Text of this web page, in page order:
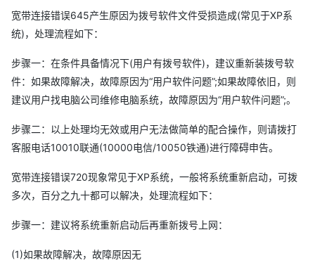
宽带连接错误645产生原因为拨号软件文件受损造成(常见于XP系
统)，处理流程如下：
步骤一：在条件具备情况下(用户有拨号软件)，建议重新装拨号软
件：如果故障解决，故障原因为“用户软件问题”;如果故障依旧，则
建议用户找电脑公司维修电脑系统，故障原因为“用户软件问题”;。
步骤二：以上处理均无效或用户无法做简单的配合操作，则请拨打
客服电话10010联通(10000电信/10050铁通)进行障碍申告。
宽带连接错误720现象常见于XP系统，一般将系统重新启动，可拨
多次，百分之九十都可以解决，处理流程如下：
步骤一：建议将系统重新启动后再重新拨号上网：
(1)如果故障解决，故障原因无